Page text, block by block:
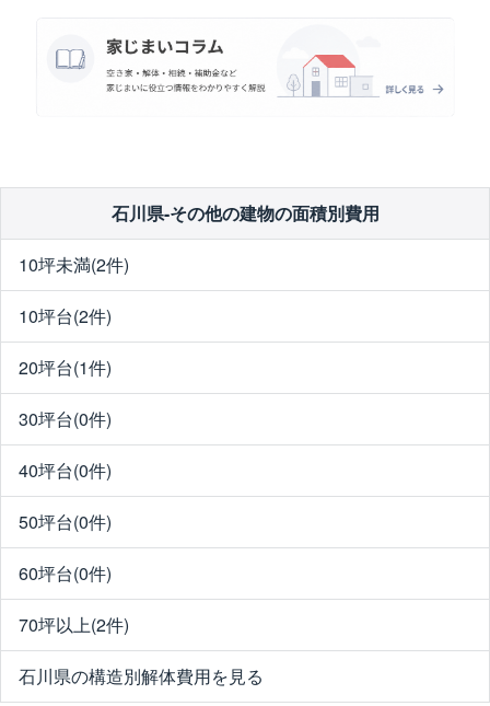
石川県-その他の建物の面積別費用
10坪未満(2件)
10坪台(2件)
20坪台(1件)
30坪台(0件)
40坪台(0件)
50坪台(0件)
60坪台(0件)
70坪以上(2件)
石川県の構造別解体費用を見る